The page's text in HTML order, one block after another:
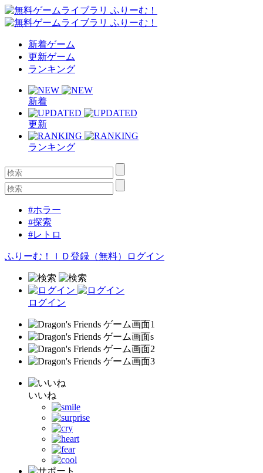
新着ゲーム
更新ゲーム
ランキング
新着
更新
ランキング
#ホラー
#探索
#レトロ
ふりーむ！ＩＤ登録（無料） ログイン
ログイン
いいね